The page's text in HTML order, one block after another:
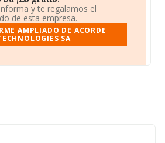
y te regalamos el
de esta empresa.
AMPLIADO DE ACORDE
SA